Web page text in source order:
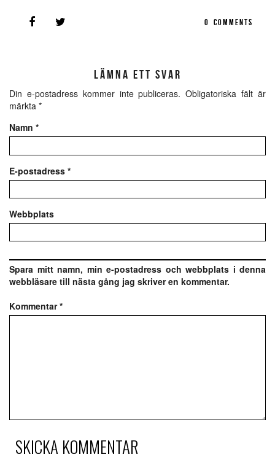
0 COMMENTS
LÄMNA ETT SVAR
Din e-postadress kommer inte publiceras. Obligatoriska fält är
märkta *
Namn *
E-postadress *
Webbplats
Spara mitt namn, min e-postadress och webbplats i denna
webbläsare till nästa gång jag skriver en kommentar.
Kommentar*
SKICKA KOMMENTAR